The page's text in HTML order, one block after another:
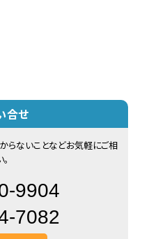
合せ
らないことなどお気軽にご相
9904
7082